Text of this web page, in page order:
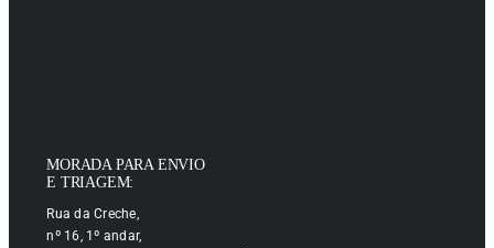
MORADA PARA ENVIO
E TRIAGEM:
Rua da Creche,
nº 16, 1º andar,